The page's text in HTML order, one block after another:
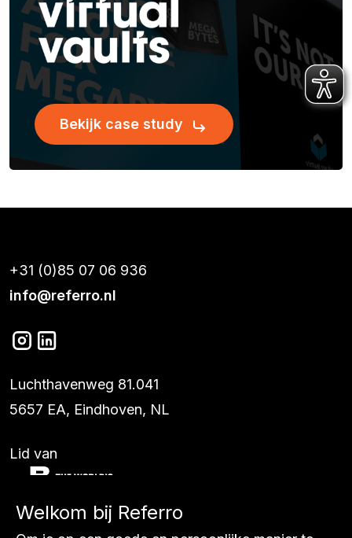
Bekijk case study
+31 (0)85 07 06 936
info@referro.nl
Luchthavenweg 81.041
5657 EA, Eindhoven, NL
Lid van
Welkom bij Referro